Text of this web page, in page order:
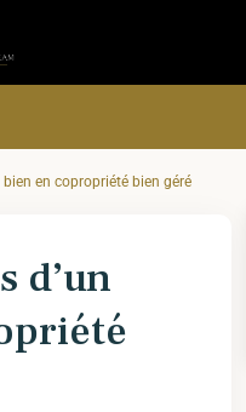
bien en copropriété bien géré
d’un